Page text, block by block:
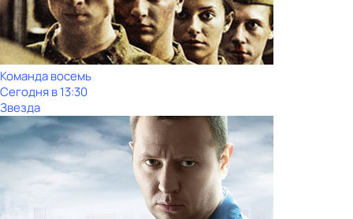
Команда восемь
Сегодня в 13:30
Звезда